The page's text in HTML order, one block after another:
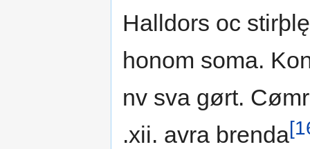
Halldors oc
honom soma.
nv sva gørt.
.xii. avra brenda